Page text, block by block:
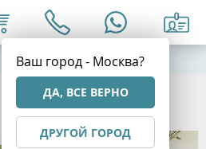
Ваш город - Москва?
ДА, ВСЕ ВЕРНО
ДРУГОЙ ГОРОД